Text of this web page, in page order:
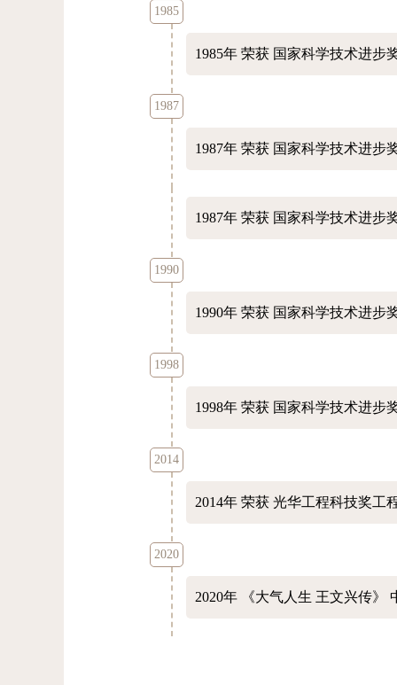
1985
1985年 荣获 国家科学技术进步
1987
1987年 荣获 国家科学技术进步
1987年 荣获 国家科学技术进步
1990
1990年 荣获 国家科学技术进步
1998
1998年 荣获 国家科学技术进步
2014
2014年 荣获 光华工程科技奖工
2020
2020年 《大气人生 王文兴传》